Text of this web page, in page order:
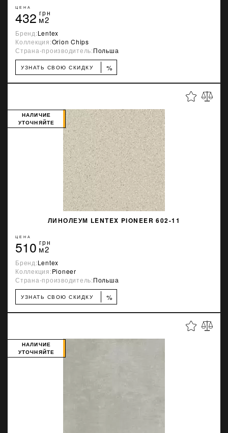
ЦЕНА
432 грн
м2
Бренд:Lentex
Коллекция:Orion Chips
Страна-производитель:Польша
УЗНАТЬ СВОЮ СКИДКУ %
ЛИНОЛЕУМ LENTEX PIONEER 602-11
НАЛИЧИЕ
УТОЧНЯЙТЕ
ЦЕНА
510 грн
м2
Бренд:Lentex
Коллекция:Pioneer
Страна-производитель:Польша
УЗНАТЬ СВОЮ СКИДКУ %
НАЛИЧИЕ
УТОЧНЯЙТЕ